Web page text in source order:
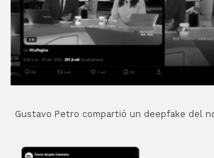
Gustavo Petro compartió un deepfake del